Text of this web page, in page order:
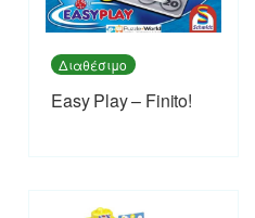
Διαθέσιμο
Easy Play – Finito!